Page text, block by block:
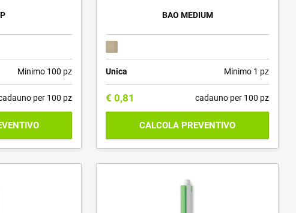
Minimo 100 pz
per 100 pz
BAO MEDIUM
Unica Minimo 1 pz
€ 0,81 cadauno per 100 pz
CALCOLA PREVENTIVO